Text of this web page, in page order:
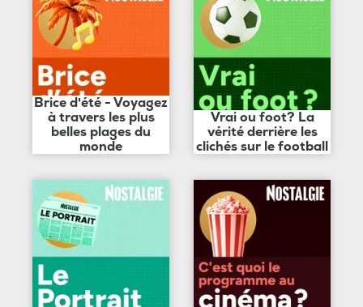
Brice d'été - Voyagez
à travers les plus
belles plages du
monde
Vrai ou foot? La
vérité derrière les
clichés sur le football